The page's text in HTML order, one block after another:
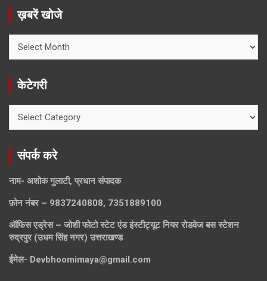
ख़बरें खोजे
खोजे
केटेगरी
संपर्क करे
नाम- अशोक गुलाटी, प्रधान संपादक
फ़ोन नंबर – 9837240808, 7351889100
ऑफिस एड्रेस – जोशी फोटो स्टेट एंड इंस्टीट्यूट नियर रोडवेज बस स्टेशन
रुद्रपुर (उधम सिंह नगर) उत्तराखण्ड
ईमेल- Devbhoomimaya@gmail.com